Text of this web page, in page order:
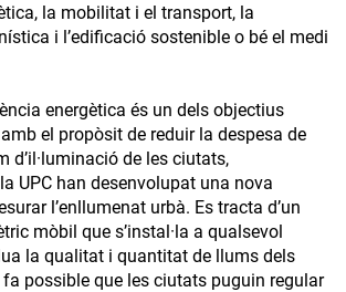
la mobilitat i el transport, la
i l’edificació sostenible o bé el medi
energètica és un dels objectius
el propòsit de reduir la despesa de
d’il·luminació de les ciutats,
UPC han desenvolupat una nova
l’enllumenat urbà. Es tracta d’un
mòbil que s’instal·la a qualsevol
la qualitat i quantitat de llums dels
fa possible que les ciutats puguin regular